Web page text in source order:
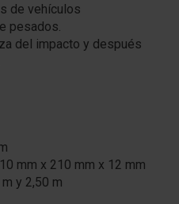
de vehículos
pesados.
del impacto y después
mm x 210 mm x 12 mm
y 2,50 m